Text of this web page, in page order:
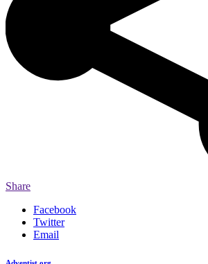
Share
Facebook
Twitter
Email